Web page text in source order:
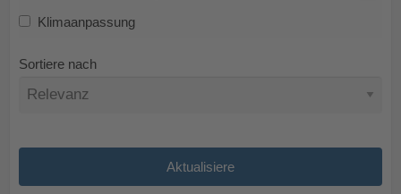
Klimaanpassung
Sortiere nach